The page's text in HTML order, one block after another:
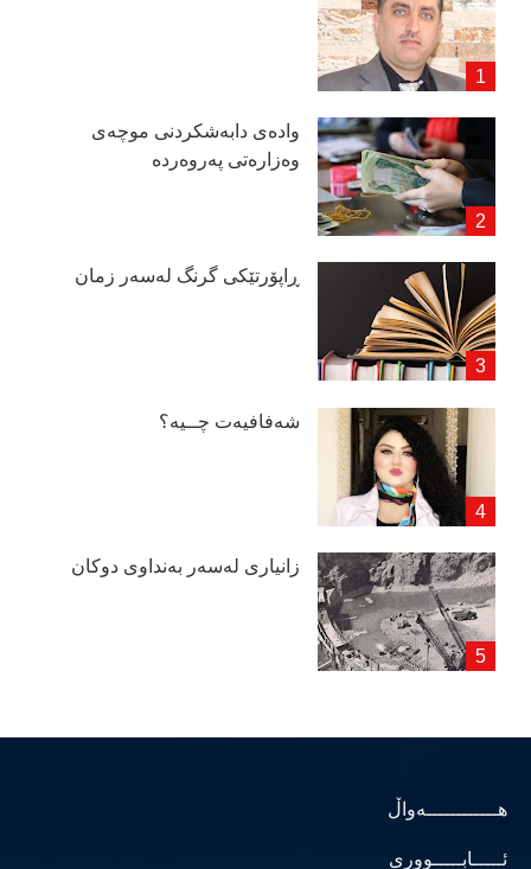
وادەی دابەشكردنی موچەی
وەزارەتی پەروەردە
ڕاپۆرتێكی گرنگ لەسەر زمان
شەفافیەت چــیە؟
زانیاری لەسەر بەنداوی دوكان
هــــــــــــەواڵ
ئـــــابـــــووری